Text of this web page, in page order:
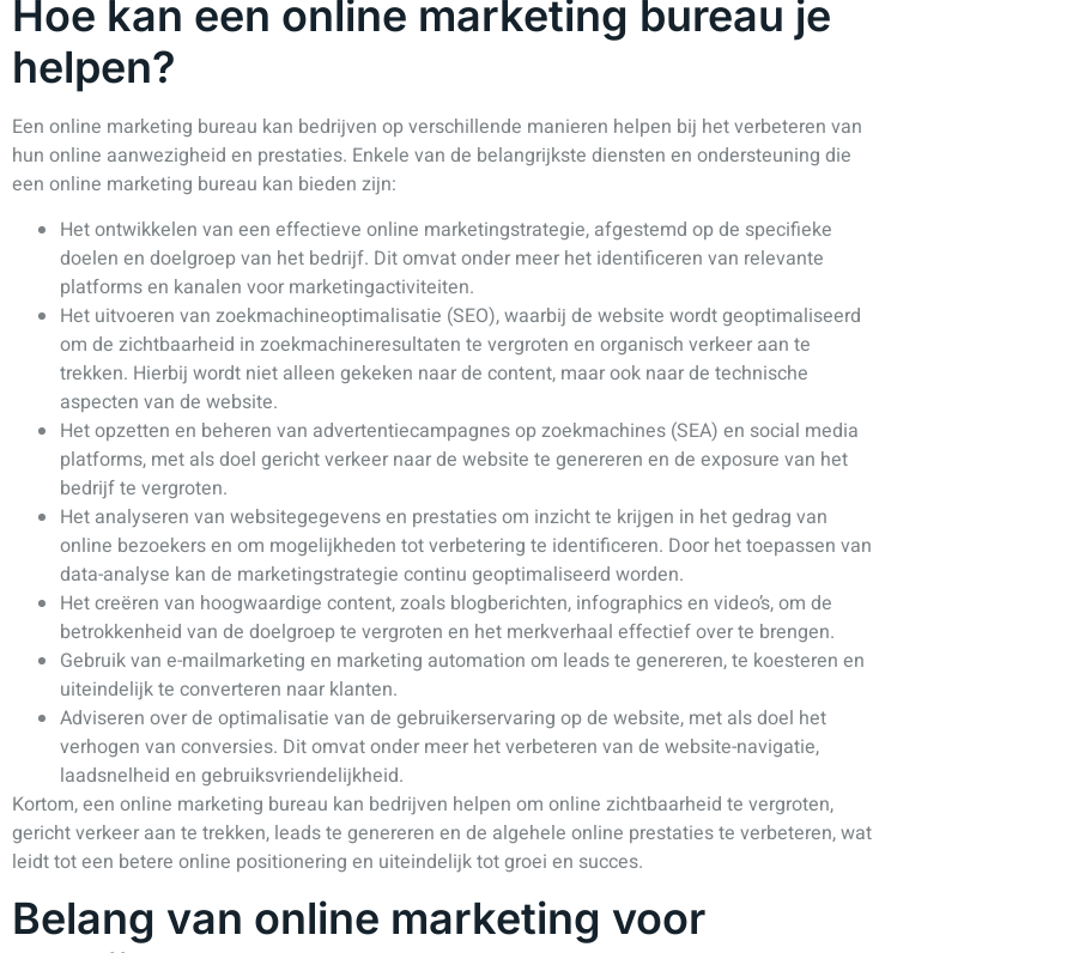
Hoe kan een online marketing bureau je
helpen?
Een online marketing bureau kan bedrijven op verschillende manieren helpen bij het verbeteren van
hun online aanwezigheid en prestaties. Enkele van de belangrijkste diensten en ondersteuning die
een online marketing bureau kan bieden zijn:
Het ontwikkelen van een effectieve online marketingstrategie, afgestemd op de specifieke
doelen en doelgroep van het bedrijf. Dit omvat onder meer het identificeren van relevante
platforms en kanalen voor marketingactiviteiten.
Het uitvoeren van zoekmachineoptimalisatie (SEO), waarbij de website wordt geoptimaliseerd
om de zichtbaarheid in zoekmachineresultaten te vergroten en organisch verkeer aan te
trekken. Hierbij wordt niet alleen gekeken naar de content, maar ook naar de technische
aspecten van de website.
Het opzetten en beheren van advertentiecampagnes op zoekmachines (SEA) en social media
platforms, met als doel gericht verkeer naar de website te genereren en de exposure van het
bedrijf te vergroten.
Het analyseren van websitegegevens en prestaties om inzicht te krijgen in het gedrag van
online bezoekers en om mogelijkheden tot verbetering te identificeren. Door het toepassen van
data-analyse kan de marketingstrategie continu geoptimaliseerd worden.
Het creëren van hoogwaardige content, zoals blogberichten, infographics en video’s, om de
betrokkenheid van de doelgroep te vergroten en het merkverhaal effectief over te brengen.
Gebruik van e-mailmarketing en marketing automation om leads te genereren, te koesteren en
uiteindelijk te converteren naar klanten.
Adviseren over de optimalisatie van de gebruikerservaring op de website, met als doel het
verhogen van conversies. Dit omvat onder meer het verbeteren van de website-navigatie,
laadsnelheid en gebruiksvriendelijkheid.
Kortom, een online marketing bureau kan bedrijven helpen om online zichtbaarheid te vergroten,
gericht verkeer aan te trekken, leads te genereren en de algehele online prestaties te verbeteren, wat
leidt tot een betere online positionering en uiteindelijk tot groei en succes.
Belang van online marketing voor